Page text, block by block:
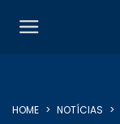
HOME NOTÍCIAS